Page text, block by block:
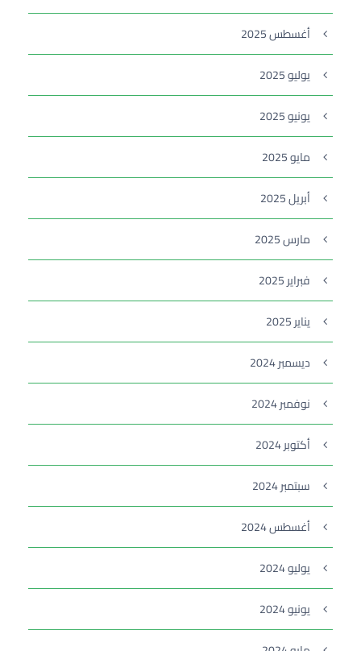
أغسطس 2025
يوليو 2025
يونيو 2025
مايو 2025
أبريل 2025
مارس 2025
فبراير 2025
يناير 2025
ديسمبر 2024
نوفمبر 2024
أكتوبر 2024
سبتمبر 2024
أغسطس 2024
يوليو 2024
يونيو 2024